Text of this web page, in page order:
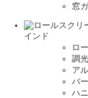
窓
インド
ロ
調
ア
バ
ハ